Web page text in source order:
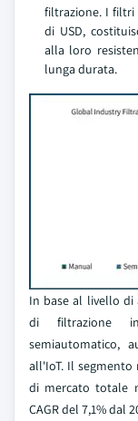
filtrazione. I filtri
di USD,
alla loro
lunga durata.
In base al livello di
di filtrazione
semiautomatico,
all'IoT. Il segmento
di mercato totale
CAGR del 7,1% dal